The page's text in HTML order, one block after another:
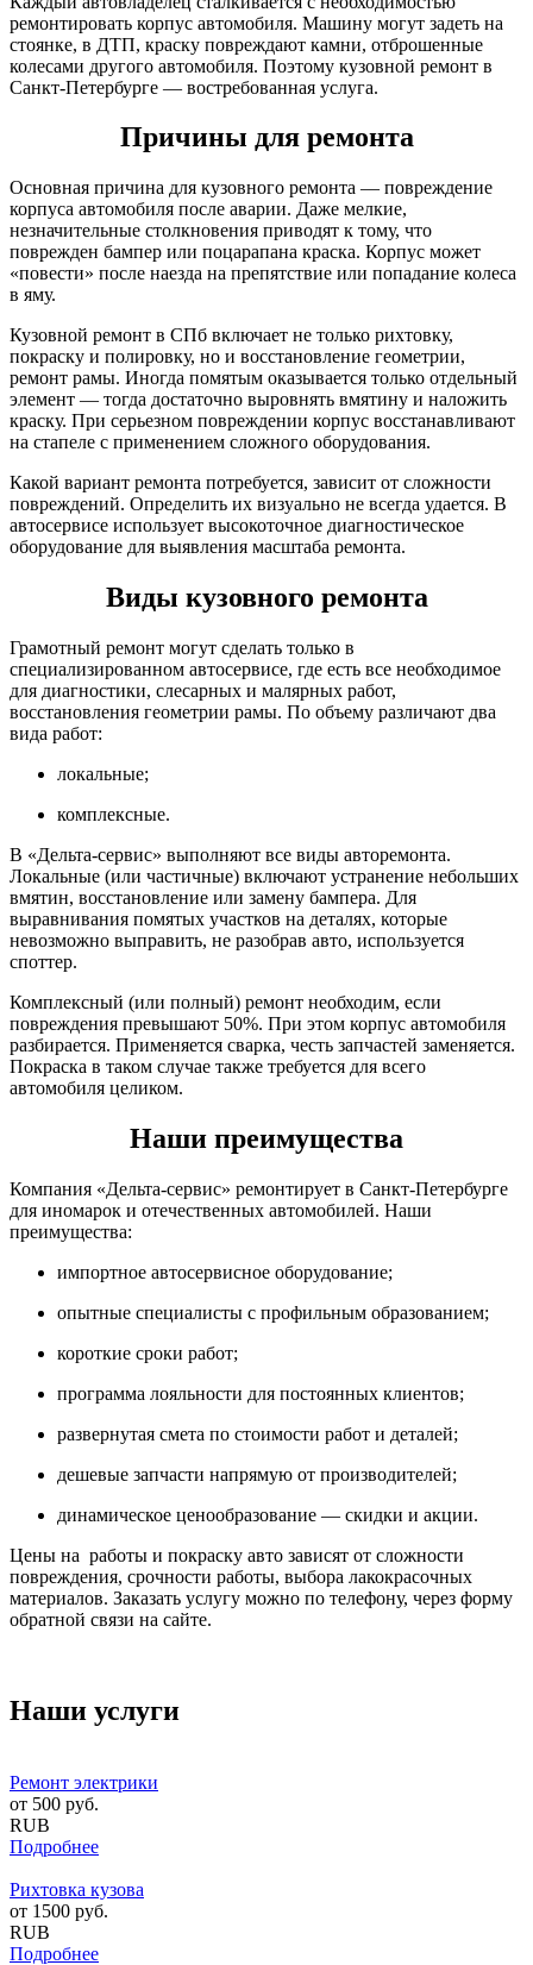
ремонтировать корпус автомобиля. Машину могут задеть на
стоянке, в ДТП, краску повреждают камни, отброшенные
колесами другого автомобиля. Поэтому кузовной ремонт в
Санкт-Петербурге — востребованная услуга.
Причины для ремонта
Основная причина для кузовного ремонта — повреждение
корпуса автомобиля после аварии. Даже мелкие,
незначительные столкновения приводят к тому, что
поврежден бампер или поцарапана краска. Корпус может
«повести» после наезда на препятствие или попадание колеса
в яму.
Кузовной ремонт в СПб включает не только рихтовку,
покраску и полировку, но и восстановление геометрии,
ремонт рамы. Иногда помятым оказывается только отдельный
элемент — тогда достаточно выровнять вмятину и наложить
краску. При серьезном повреждении корпус восстанавливают
на стапеле с применением сложного оборудования.
Какой вариант ремонта потребуется, зависит от сложности
повреждений. Определить их визуально не всегда удается. В
автосервисе использует высокоточное диагностическое
оборудование для выявления масштаба ремонта.
Виды кузовного ремонта
Грамотный ремонт могут сделать только в
специализированном автосервисе, где есть все необходимое
для диагностики, слесарных и малярных работ,
восстановления геометрии рамы. По объему различают два
вида работ:
локальные;
комплексные.
В «Дельта-сервис» выполняют все виды авторемонта.
Локальные (или частичные) включают устранение небольших
вмятин, восстановление или замену бампера. Для
выравнивания помятых участков на деталях, которые
невозможно выправить, не разобрав авто, используется
споттер.
Комплексный (или полный) ремонт необходим, если
повреждения превышают 50%. При этом корпус автомобиля
разбирается. Применяется сварка, честь запчастей заменяется.
Покраска в таком случае также требуется для всего
автомобиля целиком.
Наши преимущества
Компания «Дельта-сервис» ремонтирует в Санкт-Петербурге
для иномарок и отечественных автомобилей. Наши
преимущества:
импортное автосервисное оборудование;
опытные специалисты с профильным образованием;
короткие сроки работ;
программа лояльности для постоянных клиентов;
развернутая смета по стоимости работ и деталей;
дешевые запчасти напрямую от производителей;
динамическое ценообразование — скидки и акции.
Цены на работы и покраску авто зависят от сложности
повреждения, срочности работы, выбора лакокрасочных
материалов. Заказать услугу можно по телефону, через форму
обратной связи на сайте.
Наши услуги
Ремонт электрики
от 500 руб.
RUB
Подробнее
Рихтовка кузова
от 1500 руб.
RUB
Подробнее